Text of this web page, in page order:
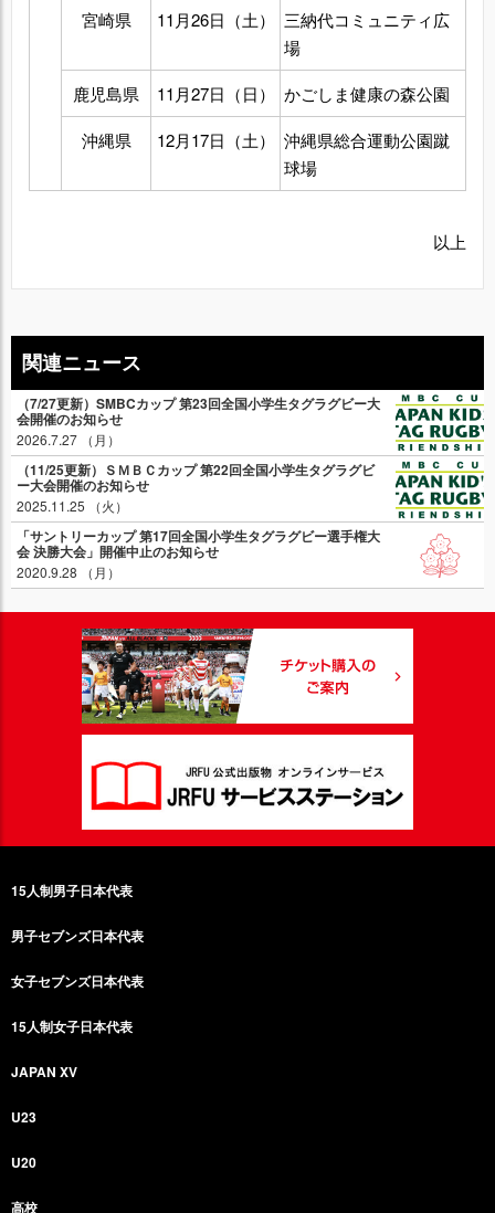
宮崎県
11月26日（土）
三納代コミュニティ広
場
鹿児島県
11月27日（日）
かごしま健康の森公園
沖縄県
12月17日（土）
沖縄県総合運動公園蹴
球場
以上
関連ニュース
（7/27更新）SMBCカップ 第23回全国小学生タグラグビー大
会開催のお知らせ
2026.7.27 （月）
（11/25更新）ＳＭＢＣカップ 第22回全国小学生タグラグビ
ー大会開催のお知らせ
2025.11.25 （火）
「サントリーカップ 第17回全国小学生タグラグビー選手権大
会 決勝大会」開催中止のお知らせ
2020.9.28 （月）
15人制男子日本代表
男子セブンズ日本代表
女子セブンズ日本代表
15人制女子日本代表
JAPAN XV
U23
U20
高校